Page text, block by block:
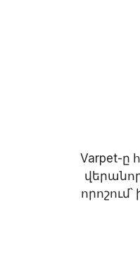
Varpet-ը